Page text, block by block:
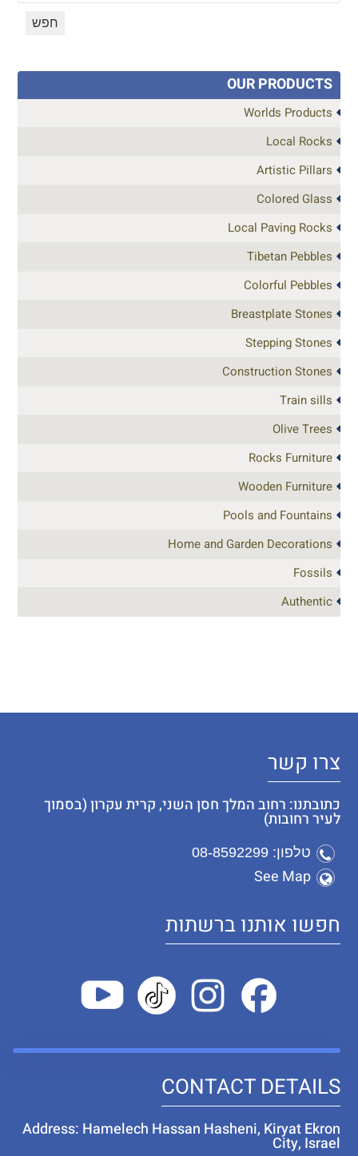
OUR PRODUCTS
Worlds Products
Local Rocks
Artistic Pillars
Colored Glass
Local Paving Rocks
Tibetan Pebbles
Colorful Pebbles
Breastplate Stones
Stepping Stones
Construction Stones
Train sills
Olive Trees
Rocks Furniture
Wooden Furniture
Pools and Fountains
Home and Garden Decorations
Fossils
Authentic
צרו קשר
כתובתנו: רחוב המלך חסן השני, קרית עקרון (בסמוך
לעיר רחובות)
טלפון: 08-8592299
See Map
חפשו אותנו ברשתות
CONTACT DETAILS
Address: Hamelech Hassan Hasheni, Kiryat Ekron
City, Israel